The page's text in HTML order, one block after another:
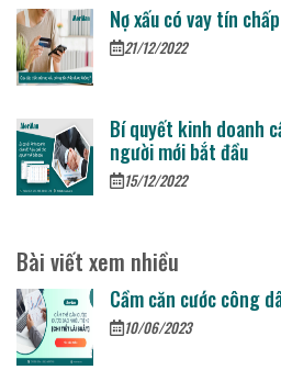
Nợ xấu có vay tín
21/12/2022
Bí quyết kinh doanh
người mới bắt đầu
15/12/2022
Bài viết xem nhiều
Cầm căn cước công
10/06/2023